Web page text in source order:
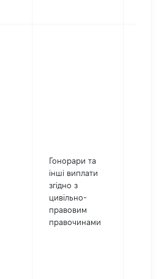
Гонорари та
інші виплати
згідно з
цивільно-
правовим
правочинами